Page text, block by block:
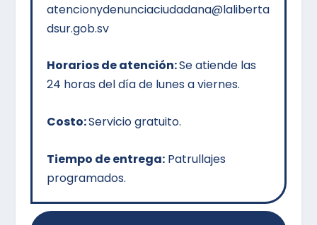
atencionydenunciaciudadana@laliberta
dsur.gob.sv
Horarios de atención:Se atiende las
24 horas del día de lunes a viernes.
Costo:Servicio gratuito.
Tiempo de entrega:Patrullajes
programados.